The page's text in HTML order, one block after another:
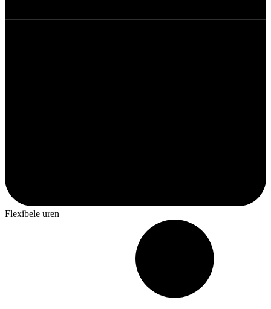
Flexibele uren